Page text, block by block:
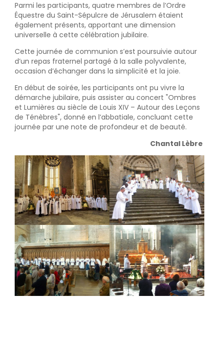
Parmi les participants, quatre membres de l’Ordre
Équestre du Saint-Sépulcre de Jérusalem étaient
également présents, apportant une dimension
universelle à cette célébration jubilaire.
Cette journée de communion s’est poursuivie autour
d’un repas fraternel partagé à la salle polyvalente,
occasion d’échanger dans la simplicité et la joie.
En début de soirée, les participants ont pu vivre la
démarche jubilaire, puis assister au concert "Ombres
et Lumières au siècle de Louis XIV – Autour des Leçons
de Ténèbres", donné en l’abbatiale, concluant cette
journée par une note de profondeur et de beauté.
Chantal Lèbre